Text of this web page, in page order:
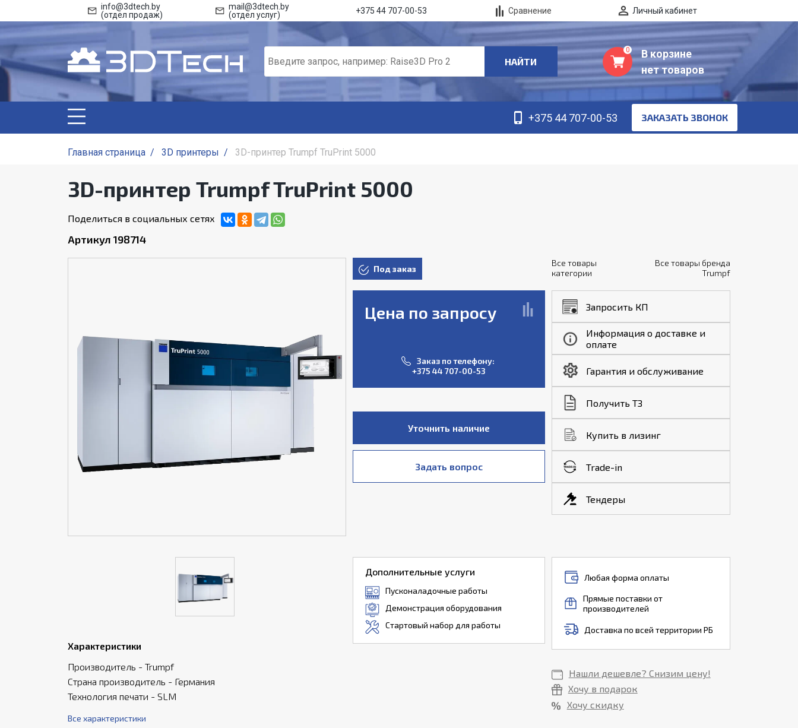
info@3dtech.by
(отдел продаж)
mail@3dtech.by
(отдел услуг)
+375 44 707-00-53 Сравнение Личный кабинет
НАЙТИ
0
В корзине
нет товаров
+375 44 707-00-53 ЗАКАЗАТЬ ЗВОНОК
Главная страница / 3D принтеры / 3D-принтер Trumpf TruPrint 5000
3D-принтер Trumpf TruPrint 5000
Поделиться в социальных сетях
Артикул 198714
Под заказ
Цена по запросу
Заказ по телефону:
+375 44 707-00-53
Уточнить наличие
Задать вопрос
Все товары
категории
Все товары бренда
Trumpf
Запросить КП
Информация о доставке и
оплате
Гарантия и обслуживание
Получить ТЗ
Купить в лизинг
Trade-in
Тендеры
Характеристики
Производитель - Trumpf
Страна производитель - Германия
Технология печати - SLM
Все характеристики
Дополнительные услуги
Пусконаладочные работы
Демонстрация оборудования
Стартовый набор для работы
Любая форма оплаты
Прямые поставки от
производителей
Доставка по всей территории РБ
Нашли дешевле? Снизим цену!
Хочу в подарок
Хочу скидку